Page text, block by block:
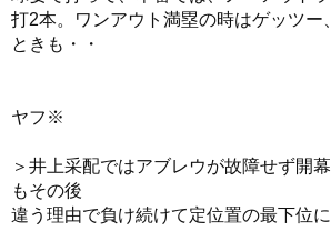
打2本。ワンアウト満塁の時はゲッツー
ときも・・
ヤフ※
＞井上采配ではアブレウが故障せず開
もその後
違う理由で負け続けて定位置の最下位